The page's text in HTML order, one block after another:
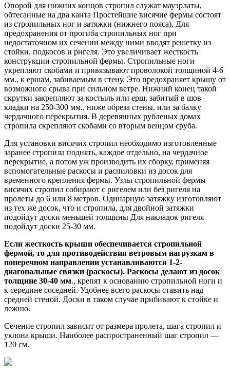
Опорой для нижних концов стропил служат мауэрлаты,
обтесанные на два канта Простейшие висячие фермы состоят
из стропильных ног и затяжки (нижнего пояса), Для
предохранения от прогиба стропильных ног при
недостаточном их сечении между ними вводят решетку из
стойки, подкосов и ригеля. Это увеличивает жесткость
конструкции стропильной фермы. Стропильные ноги
укрепляют скобами и привязывают проволокой толщиной 4-6
мм., к ершам, забиваемым в стену. Это предохраняет крышу от
возможного срыва при сильном ветре. Нижний конец такой
скрутки закрепляют за костыль или ерш, забитый в шов
кладки на 250-300 мм., ниже обреза стены, или за балку
чердачного перекрытия. В деревянных рубленых домах
стропила скрепляют скобами со вторым венцом сруба.
Для установки висячих стропил необходимо изготовленные
заранее стропила поднять, каждое отдельно, на чердачное
перекрытие, а потом уж производить их сборку, применяя
вспомогательные раскосы и распиловки из досок для
временного крепления фермы. Узлы стропильной фермы
висячих стропил собирают с ригелем или без ригеля на
пролеты до 6 или 8 метров. Одинарную затяжку изготовляют
из тех же досок, что и стропила, для двойной затяжки
подойдут доски меньшей толщины Для накладок ригеля
подойдут доски 25-30 мм.
Если жесткость крыши обеспечивается стропильной
фермой, то для противодействия ветровым нагрузкам в
поперечном направлении устанавливаются 1-2-
диагональные связки (раскосы). Раскосы делают из досок
толщине 30-40 мм., крепят к основанию стропильной ноги и
к середине соседней. Удобнее всего раскосы ставить над
средней стеной. Доски в таком случае прибивают к стойке и
лежню.
Сечение стропил зависит от размера пролета, шага стропил и
уклона крыши. Наиболее распространенный шаг стропил —
120 см.